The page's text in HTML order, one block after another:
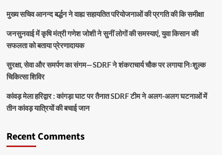
मुख्य सचिव आनन्द बर्द्धन ने वाह्य सहायतित परियोजनाओं की प्रगति की कि समीक्षा
जनसुनवाई में कृषि मंत्री गणेश जोशी ने सुनीं लोगों की समस्याएं, युवा किसान की
सफलता को बताया प्रेरणादायक
सुरक्षा, सेवा और समर्पण का संगम—SDRF ने शंकराचार्य चौक पर लगाया निःशुल्क
चिकित्सा शिविर
कांवड़ मेला हरिद्वार : कांगड़ा घाट पर तैनात SDRF टीम ने अलग-अलग घटनाओं में
तीन कांवड़ यात्रियों की बचाई जान
Recent Comments